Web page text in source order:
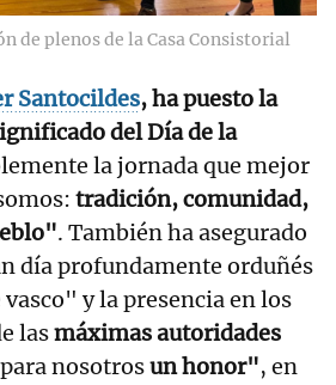
de plenos de la Casa Consistorial
Santocildes, ha puesto la
del Día de la
la jornada que mejor
tradición, comunidad,
. También ha asegurado
día profundamente orduñés
y la presencia en los
lasmáximas autoridades
nosotrosun honor", en